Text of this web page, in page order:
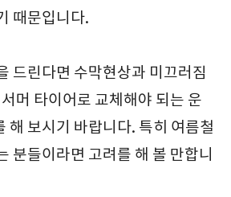
때문입니다.
드린다면 수막현상과 미끄러짐
머 타이어로 교체해야 되는 운
해 보시기 바랍니다. 특히 여름철
분들이라면 고려를 해 볼 만합니